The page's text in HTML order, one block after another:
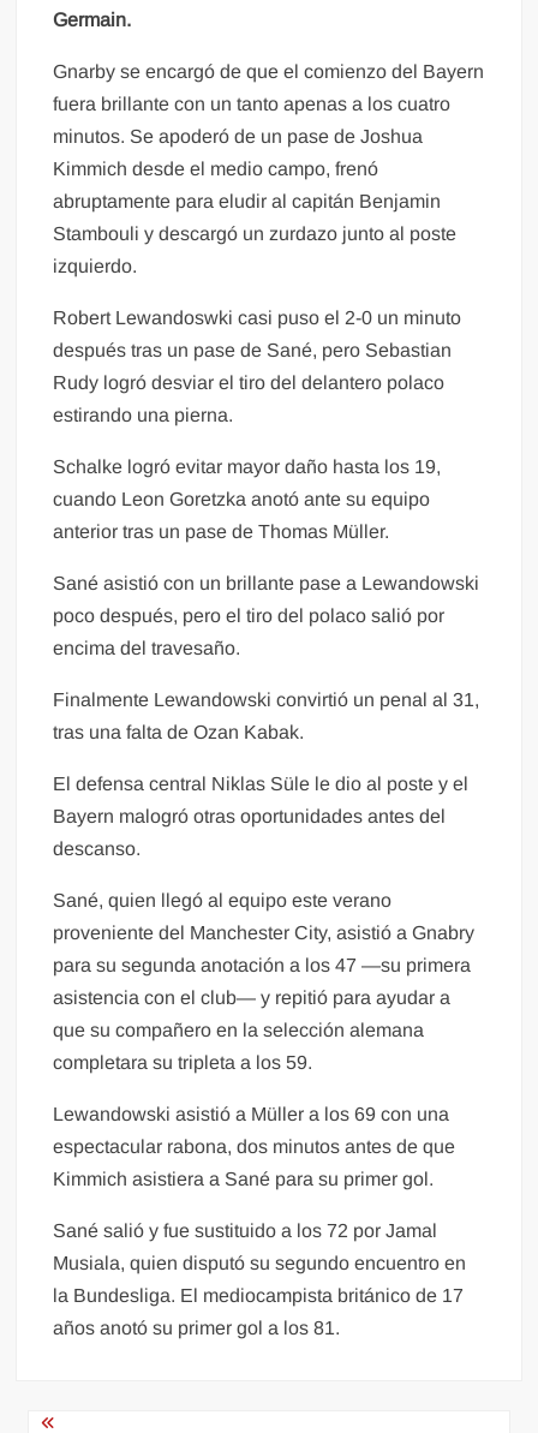
Germain.
Gnarby se encargó de que el comienzo del Bayern
fuera brillante con un tanto apenas a los cuatro
minutos. Se apoderó de un pase de Joshua
Kimmich desde el medio campo, frenó
abruptamente para eludir al capitán Benjamin
Stambouli y descargó un zurdazo junto al poste
izquierdo.
Robert Lewandoswki casi puso el 2-0 un minuto
después tras un pase de Sané, pero Sebastian
Rudy logró desviar el tiro del delantero polaco
estirando una pierna.
Schalke logró evitar mayor daño hasta los 19,
cuando Leon Goretzka anotó ante su equipo
anterior tras un pase de Thomas Müller.
Sané asistió con un brillante pase a Lewandowski
poco después, pero el tiro del polaco salió por
encima del travesaño.
Finalmente Lewandowski convirtió un penal al 31,
tras una falta de Ozan Kabak.
El defensa central Niklas Süle le dio al poste y el
Bayern malogró otras oportunidades antes del
descanso.
Sané, quien llegó al equipo este verano
proveniente del Manchester City, asistió a Gnabry
para su segunda anotación a los 47 —su primera
asistencia con el club— y repitió para ayudar a
que su compañero en la selección alemana
completara su tripleta a los 59.
Lewandowski asistió a Müller a los 69 con una
espectacular rabona, dos minutos antes de que
Kimmich asistiera a Sané para su primer gol.
Sané salió y fue sustituido a los 72 por Jamal
Musiala, quien disputó su segundo encuentro en
la Bundesliga. El mediocampista británico de 17
años anotó su primer gol a los 81.